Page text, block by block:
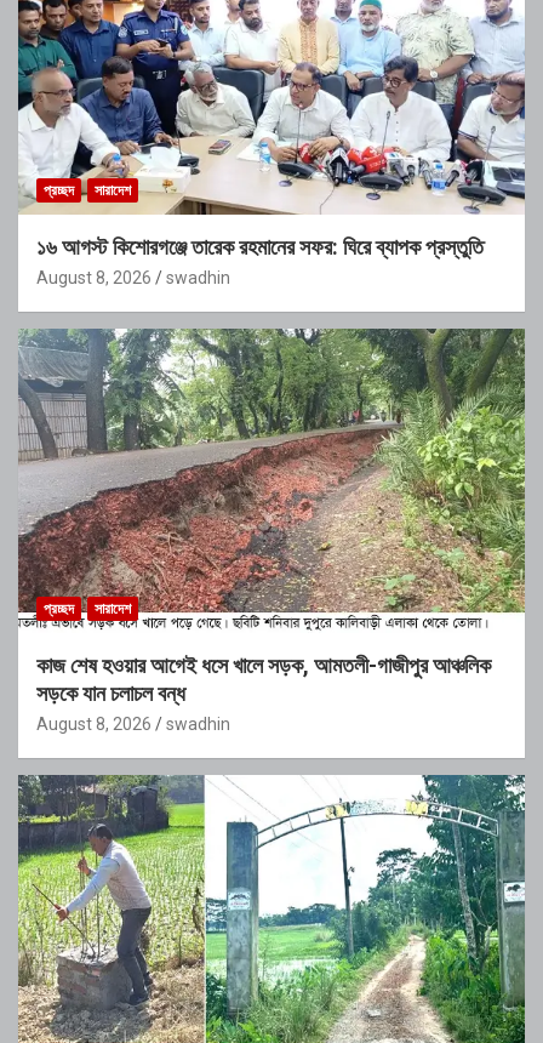
প্রচ্ছদ সারাদেশ
১৬ আগস্ট কিশোরগঞ্জে তারেক রহমানের সফর: ঘিরে ব্যাপক প্রস্তুতি
August 8, 2026 swadhin
প্রচ্ছদ সারাদেশ
কাজ শেষ হওয়ার আগেই ধসে খালে সড়ক, আমতলী-গাজীপুর আঞ্চলিক
সড়কে যান চলাচল বন্ধ
August 8, 2026 swadhin